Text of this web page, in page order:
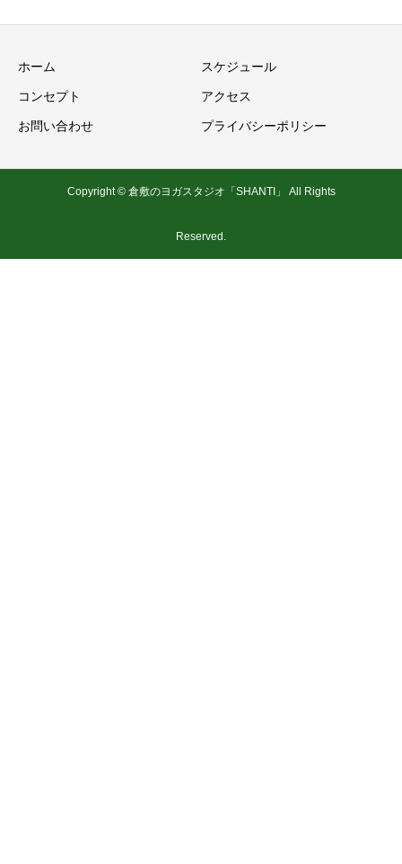
ホーム スケジュール
コンセプト アクセス
お問い合わせ プライバシーポリシー
Copyright © 倉敷のヨガスタジオ「SHANTI」 All Rights
Reserved.